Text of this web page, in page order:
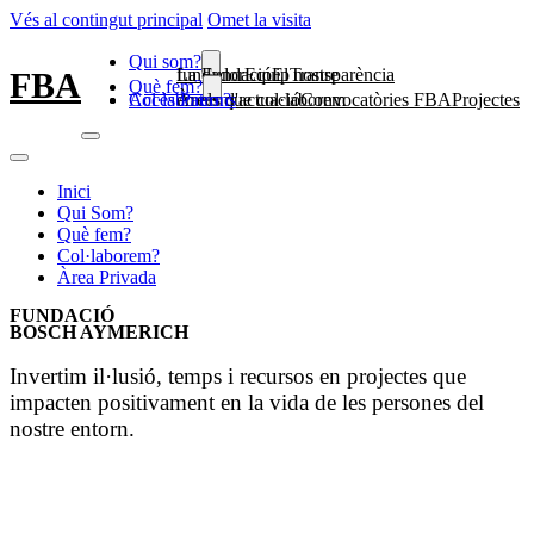
Vés al contingut principal Omet la visita
FBA
Qui som?
La Fundació
El nostre fundadorEquipTransparència
Què fem?
Àrees d'actuacióConvocatòries FBA
Projectes en els que col·laborem
Col·laborem?
Accès Patrons
Inici
Qui Som?
Què fem?
Col·laborem?
Àrea Privada
FUNDACIÓ
BOSCH AYMERICH
Invertim il·lusió, temps i recursos en projectes que
impacten positivament en la vida de les persones del
nostre entorn.